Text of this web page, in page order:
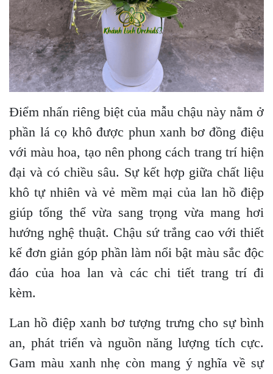
Điểm nhấn riêng biệt của mẫu chậu này nằm ở
phần lá cọ khô được phun xanh bơ đồng điệu
với màu hoa, tạo nên phong cách trang trí hiện
đại và có chiều sâu. Sự kết hợp giữa chất liệu
khô tự nhiên và vẻ mềm mại của lan hồ điệp
giúp tổng thể vừa sang trọng vừa mang hơi
hướng nghệ thuật. Chậu sứ trắng cao với thiết
kế đơn giản góp phần làm nổi bật màu sắc độc
đáo của hoa lan và các chi tiết trang trí đi
kèm.
Lan hồ điệp xanh bơ tượng trưng cho sự bình
an, phát triển và nguồn năng lượng tích cực.
Gam màu xanh nhẹ còn mang ý nghĩa về sự